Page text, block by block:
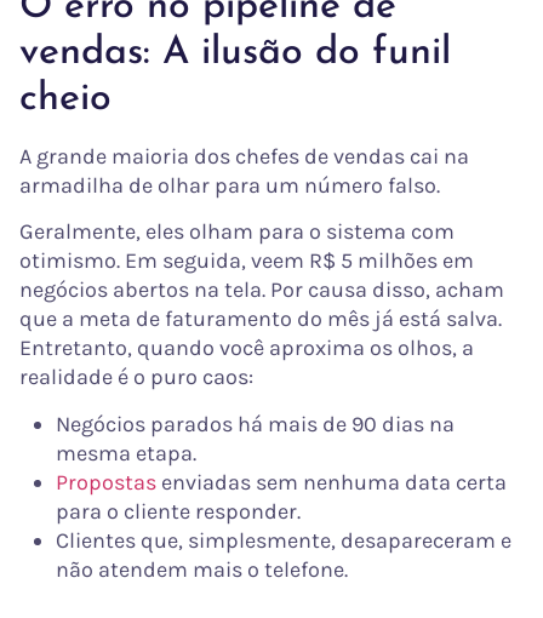
vendas: A ilusão do funil
cheio
A grande maioria dos chefes de vendas cai na
armadilha de olhar para um número falso.
Geralmente, eles olham para o sistema com
otimismo. Em seguida, veem R$ 5 milhões em
negócios abertos na tela. Por causa disso, acham
que a meta de faturamento do mês já está salva.
Entretanto, quando você aproxima os olhos, a
realidade é o puro caos:
Negócios parados há mais de 90 dias na
mesma etapa.
Propostas enviadas sem nenhuma data certa
para o cliente responder.
Clientes que, simplesmente, desapareceram e
não atendem mais o telefone.